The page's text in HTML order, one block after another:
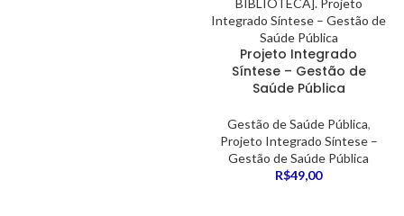
Projeto Integrado
Síntese – Gestão de
Saúde Pública
Gestão de Saúde Pública,
Projeto Integrado Síntese –
Gestão de Saúde Pública
R$49,00